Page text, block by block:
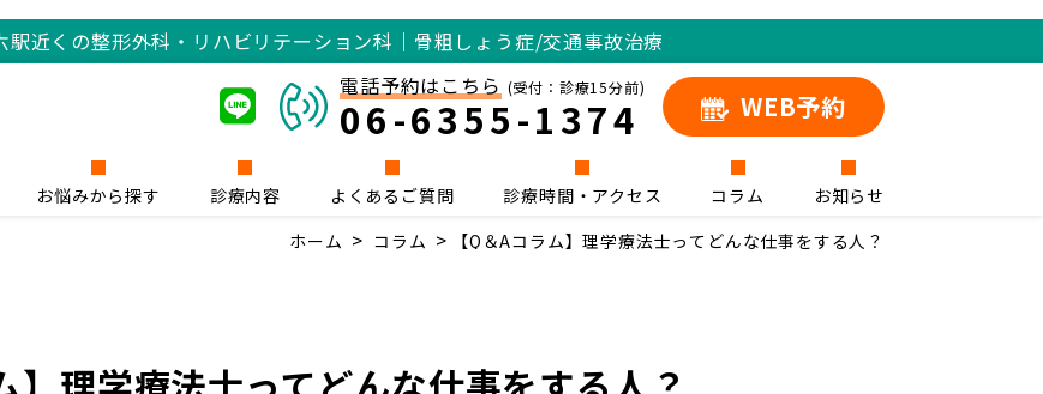
駅近くの整形外科・リハビリテーション科｜骨粗しょう症/交通事故治療
電話予約はこちら (受付：診療15分前)
06-6355-1374 WEB予約
お悩みから探す 診療内容 よくあるご質問 診療時間・アクセス コラム
お知らせ
ホーム
コラム 【Q＆Aコラム】理学療法士ってどんな仕事をする人？